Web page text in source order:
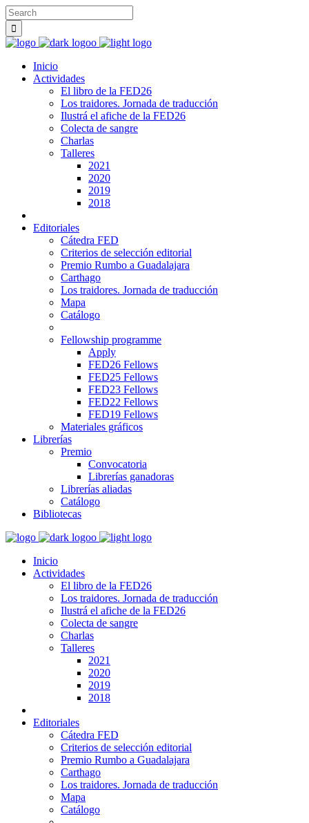
Inicio
Actividades
El libro de la FED26
Los traidores. Jornada de traducción
Ilustrá el afiche de la FED26
Colecta de sangre
Charlas
Talleres
2021
2020
2019
2018
Editoriales
Cátedra FED
Criterios de selección editorial
Premio Rumbo a Guadalajara
Carthago
Los traidores. Jornada de traducción
Mapa
Catálogo
Fellowship programme
Apply
FED26 Fellows
FED25 Fellows
FED23 Fellows
FED22 Fellows
FED19 Fellows
Materiales gráficos
Librerías
Premio
Convocatoria
Librerías ganadoras
Librerías aliadas
Catálogo
Bibliotecas
Inicio
Actividades
El libro de la FED26
Los traidores. Jornada de traducción
Ilustrá el afiche de la FED26
Colecta de sangre
Charlas
Talleres
2021
2020
2019
2018
Editoriales
Cátedra FED
Criterios de selección editorial
Premio Rumbo a Guadalajara
Carthago
Los traidores. Jornada de traducción
Mapa
Catálogo